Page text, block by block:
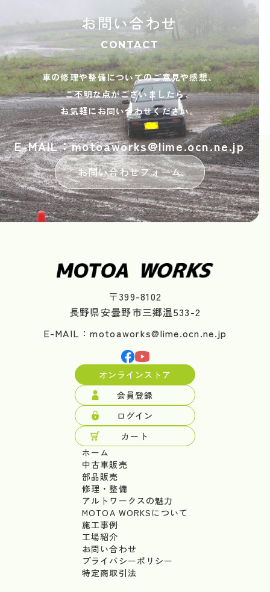
お問い合わせ
CONTACT
車の修理や整備についてのご意見や感想、
ご不明な点がございましたら、
お気軽にお問い合わせください。
E-MAIL：motoaworks@lime.ocn.ne.jp
お問い合わせフォーム
〒399-8102
長野県安曇野市三郷温533-2
E-MAIL：motoaworks@lime.ocn.ne.jp
ホーム
中古車販売
部品販売
修理・整備
アルトワークスの魅力
MOTOA WORKSについて
施工事例
工場紹介
お問い合わせ
プライバシーポリシー
特定商取引法
オンラインストア
会員登録
ログイン
カート